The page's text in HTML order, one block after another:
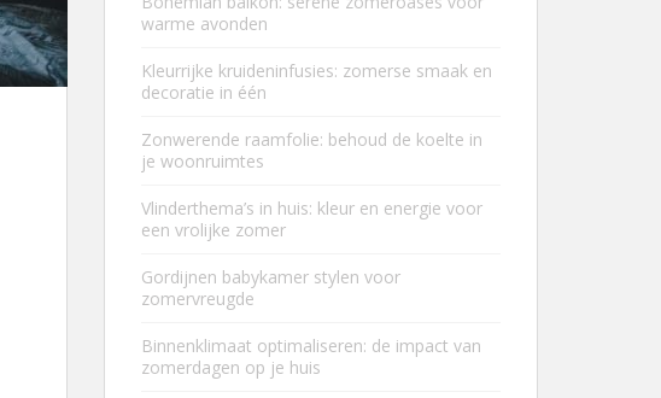
warme avonden
Kleurrijke kruideninfusies: zomerse smaak en
decoratie in één
Zonwerende raamfolie: behoud de koelte in
je woonruimtes
Vlinderthema’s in huis: kleur en energie voor
een vrolijke zomer
Gordijnen babykamer stylen voor
zomervreugde
Binnenklimaat optimaliseren: de impact van
zomerdagen op je huis